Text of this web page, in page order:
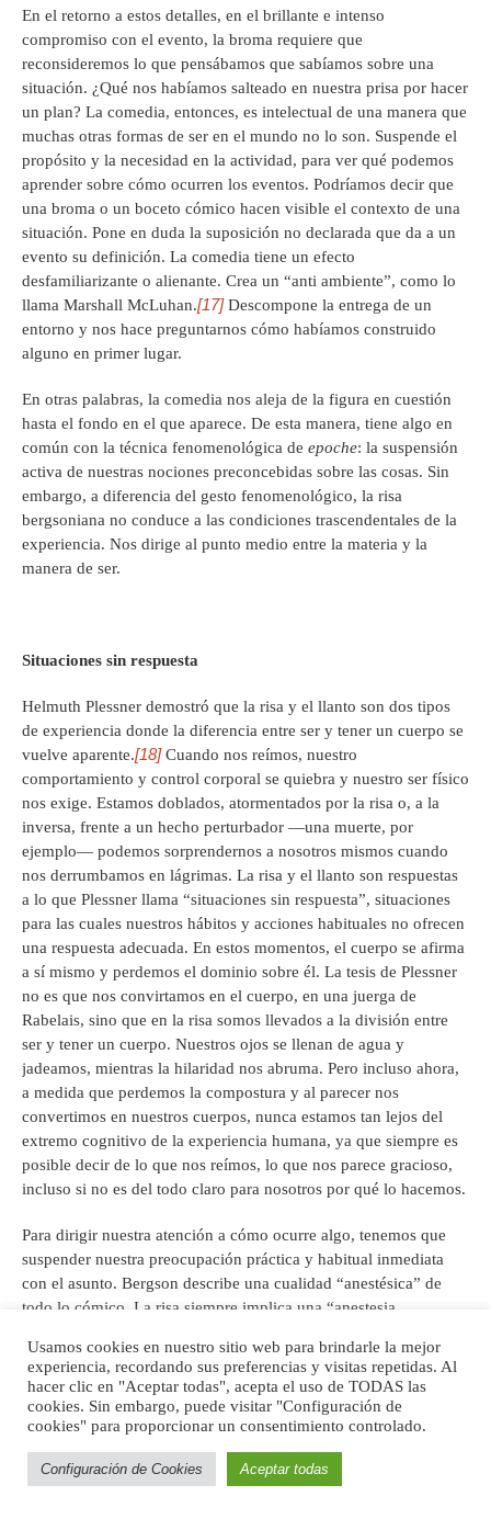
En el retorno a estos detalles, en el brillante e intenso
compromiso con el evento, la broma requiere que
reconsideremos lo que pensábamos que sabíamos sobre una
situación. ¿Qué nos habíamos salteado en nuestra prisa por hacer
un plan? La comedia, entonces, es intelectual de una manera que
muchas otras formas de ser en el mundo no lo son. Suspende el
propósito y la necesidad en la actividad, para ver qué podemos
aprender sobre cómo ocurren los eventos. Podríamos decir que
una broma o un boceto cómico hacen visible el contexto de una
situación. Pone en duda la suposición no declarada que da a un
evento su definición. La comedia tiene un efecto
desfamiliarizante o alienante. Crea un “anti ambiente”, como lo
llama Marshall McLuhan.[17]Descompone la entrega de un
entorno y nos hace preguntarnos cómo habíamos construido
alguno en primer lugar.
En otras palabras, la comedia nos aleja de la figura en cuestión
hasta el fondo en el que aparece. De esta manera, tiene algo en
común con la técnica fenomenológica de epoche: la suspensión
activa de nuestras nociones preconcebidas sobre las cosas. Sin
embargo, a diferencia del gesto fenomenológico, la risa
bergsoniana no conduce a las condiciones trascendentales de la
experiencia. Nos dirige al punto medio entre la materia y la
manera de ser.
Situaciones sin respuesta
Helmuth Plessner demostró que la risa y el llanto son dos tipos
de experiencia donde la diferencia entre ser y tener un cuerpo se
vuelve aparente.[18]Cuando nos reímos, nuestro
comportamiento y control corporal se quiebra y nuestro ser físico
nos exige. Estamos doblados, atormentados por la risa o, a la
inversa, frente a un hecho perturbador —una muerte, por
ejemplo— podemos sorprendernos a nosotros mismos cuando
nos derrumbamos en lágrimas. La risa y el llanto son respuestas
a lo que Plessner llama “situaciones sin respuesta”, situaciones
para las cuales nuestros hábitos y acciones habituales no ofrecen
una respuesta adecuada. En estos momentos, el cuerpo se afirma
a sí mismo y perdemos el dominio sobre él. La tesis de Plessner
no es que nos convirtamos en el cuerpo, en una juerga de
Rabelais, sino que en la risa somos llevados a la división entre
ser y tener un cuerpo. Nuestros ojos se llenan de agua y
jadeamos, mientras la hilaridad nos abruma. Pero incluso ahora,
a medida que perdemos la compostura y al parecer nos
convertimos en nuestros cuerpos, nunca estamos tan lejos del
extremo cognitivo de la experiencia humana, ya que siempre es
posible decir de lo que nos reímos, lo que nos parece gracioso,
incluso si no es del todo claro para nosotros por qué lo hacemos.
Para dirigir nuestra atención a cómo ocurre algo, tenemos que
suspender nuestra preocupación práctica y habitual inmediata
con el asunto. Bergson describe una cualidad “anestésica” de
todo lo cómico. La risa siempre implica una “anestesia
podemos reírnos de algo después de haberlo eliminado del
sentido de propósito inmediato que generalmente lo acompaña.
Riendo, nos encontramos en una relación peculiar con las
actividades intencionales del mundo. Nuestro interés no está en
los contenidos de un evento, sino en la forma en que ocurre. Lo
observamos sin comprometernos. Estamos allí entre la recepción
Usamos cookies en nuestro sitio web para brindarle la mejor
experiencia, recordando sus preferencias y visitas repetidas. Al
hacer clic en "Aceptar todas", acepta el uso de TODAS las
cookies. Sin embargo, puede visitar "Configuración de
cookies" para proporcionar un consentimiento controlado.
Configuración de Cookies Aceptar todas